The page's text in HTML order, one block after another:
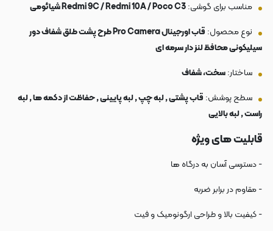
مناسب برای گوشی:Redmi 9C / Redmi 10A / Poco C3 شیائومی
نوع محصول:
قاب اورجینال Pro Camera طرح پشت طلق شفاف دور
سیلیکونی محافظ لنز دار سرمه ای
ساختار:سخت، شفاف
سطح پوشش: قاب پشتی , لبه چپ , لبه پایینی , حفاظت از دکمه ها , لبه
راست , لبه بالایی
قابلیت های ویژه
- دسترسی آسان به درگاه ها
- مقاوم در برابر ضربه
- کیفیت بالا و طراحی ارگونومیک و فیت